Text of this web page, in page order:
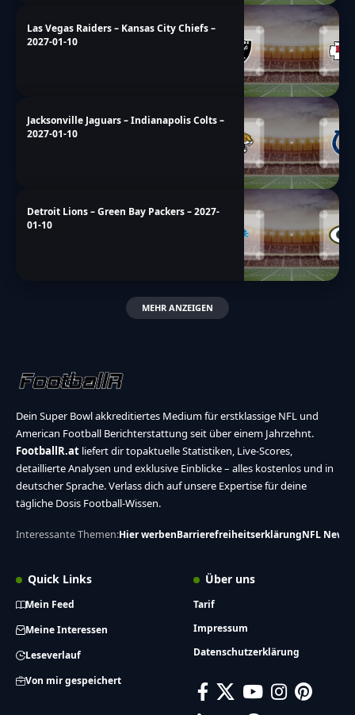
Las Vegas Raiders – Kansas City Chiefs –
2027-01-10
Jacksonville Jaguars – Indianapolis Colts –
2027-01-10
Detroit Lions – Green Bay Packers – 2027-
01-10
MEHR ANZEIGEN
Dein Super Bowl akkreditiertes Medium für erstklassige NFL und
American Football Berichterstattung seit über einem Jahrzehnt.
FootballR.at liefert dir topaktuelle Statistiken, Live-Scores,
detaillierte Analysen und exklusive Einblicke – alles kostenlos und in
deutscher Sprache. Verlass dich auf unsere Expertise für deine
tägliche Dosis Football-Wissen.
Interessante Themen:Hier werbenBarrierefreiheitserklärungNFL News
Quick Links
Mein Feed
Meine Interessen
Leseverlauf
Von mir gespeichert
Über uns
Tarif
Impressum
Datenschutzerklärung